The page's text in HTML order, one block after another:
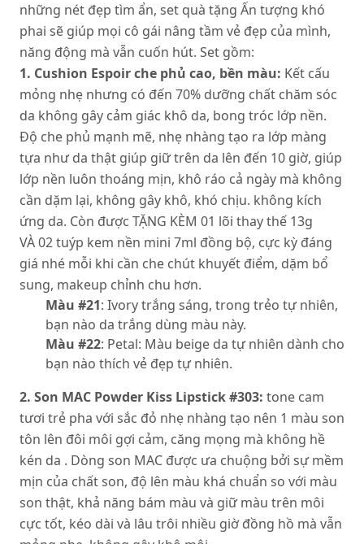
những nét đẹp tìm ẩn, set quà tặng Ấn tượng khó
phai sẽ giúp mọi cô gái nâng tầm vẻ đẹp của mình,
năng động mà vẫn cuốn hút. Set gồm:
1. Cushion Espoir che phủ cao, bền màu: Kết cấu
mỏng nhẹ nhưng có đến 70% dưỡng chất chăm sóc
da không gây cảm giác khô da, bong tróc lớp nền.
Độ che phủ mạnh mẽ, nhẹ nhàng tạo ra lớp màng
tựa như da thật giúp giữ trên da lên đến 10 giờ, giúp
lớp nền luôn thoáng mịn, khô ráo cả ngày mà không
cần dặm lại, không gây khô, khó chịu. không kích
ứng da. Còn được TẶNG KÈM 01 lõi thay thế 13g
VÀ 02 tuýp kem nền mini 7ml đồng bộ, cực kỳ đáng
giá nhé mỗi khi cần che chút khuyết điểm, dặm bổ
sung, makeup chỉnh chu hơn.
Màu #21: Ivory trắng sáng, trong trẻo tự nhiên,
bạn nào da trắng dùng màu này.
Màu #22: Petal: Màu beige da tự nhiên dành cho
bạn nào thích vẻ đẹp tự nhiên.
2. Son MAC Powder Kiss Lipstick #303: tone cam
tươi trẻ pha với sắc đỏ nhẹ nhàng tạo nên 1 màu son
tôn lên đôi môi gợi cảm, căng mọng mà không hề
kén da . Dòng son MAC được ưa chuộng bởi sự mềm
mịn của chất son, độ lên màu khá chuẩn so với màu
son thật, khả năng bám màu và giữ màu trên môi
cực tốt, kéo dài và lâu trôi nhiều giờ đồng hồ mà vẫn